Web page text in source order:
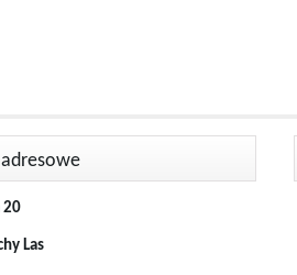
20
Las